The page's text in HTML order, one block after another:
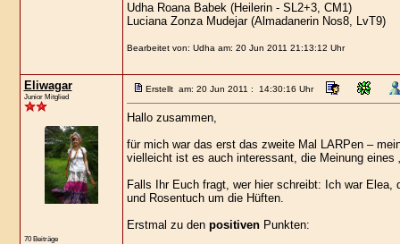
Udha Roana Babek (Heilerin - SL2+3, CM1)
Luciana Zonza Mudejar (Almadanerin Nos8, LvT9)
Bearbeitet von: Udha am: 20 Jun 2011 21:13:12 Uhr
Eliwagar
Junior Mitglied
70 Beiträge
Erstellt am: 20 Jun 2011 : 14:30:16 Uhr
Hallo zusammen,
für mich war das erst das zweite Mal LARPen –
vielleicht ist es auch interessant, die Meinung eines
Falls Ihr Euch fragt, wer hier schreibt: Ich war Elea,
und Rosentuch um die Hüften.
Erstmal zu den positivenPunkten: